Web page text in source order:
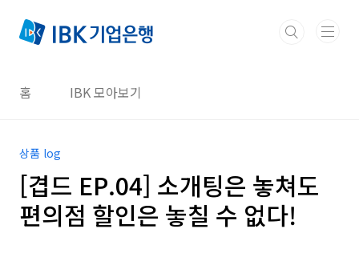
홈 IBK 모아보기
상품 log
[겹드 EP.04] 소개팅은 놓쳐도
편의점 할인은 놓칠 수 없다!